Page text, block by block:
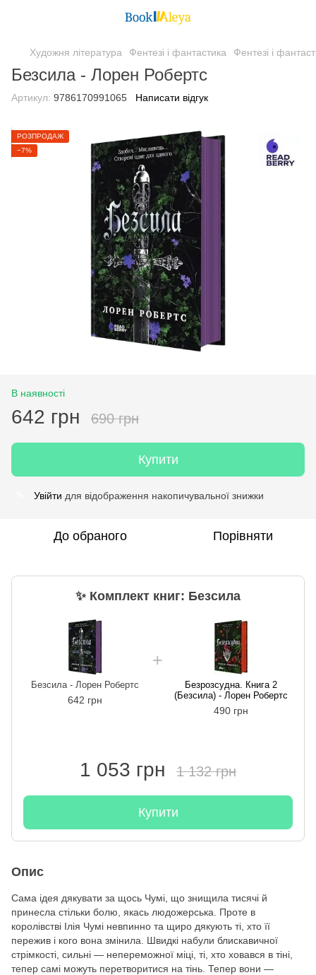
Художня література Фентезі і фантастика Фентезі і
Безсила - Лорен Робертс
Артикул: 9786170991065 Написати відгук
РОЗПРОДАЖ
−7%
В наявності
642 грн 690 грн
Купити
Увійти для відображення накопичувальної знижки
До обраного Порівняти
✨ Комплект книг: Безсила
Безсила - Лорен Робертс
642 грн
Безрозсудна. Книга 2
(Безсила) - Лорен Робертс
490 грн
1 053 грн 1 132 грн
Купити
Опис
Сама ідея дякувати за щось Чумі, що знищила тисячі й
принесла стільки болю, якась людожерська. Проте в
королівстві Ілія Чумі невпинно та щиро дякують ті, хто її
пережив і кого вона змінила. Швидкі набули блискавичної
стрімкості, сильні — непереможної міці, ті, хто ховався в тіні,
тепер самі можуть перетворитися на тінь. Тепер вони —